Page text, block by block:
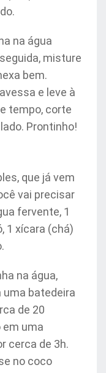
na água
misture
bem.
e leve à
tempo, corte
Prontinho!
que já vem
vai precisar
fervente, 1
1 xícara (chá)
na água,
uma batedeira
de 20
em uma
cerca de 3h.
no coco